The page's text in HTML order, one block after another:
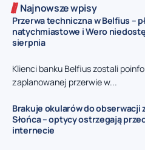
Najnowsze wpisy
Przerwa techniczna w Belfius –
natychmiastowe i Wero
sierpnia
Klienci banku Belfius zostali
zaplanowanej przerwie w...
Brakuje okularów do obserwacji
Słońca – optycy ostrzegają
internecie